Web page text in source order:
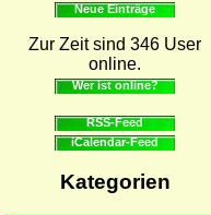
Neue Einträge
Zur Zeit sind 346 User
online.
Wer ist online?
RSS-Feed
iCalendar-Feed
Kategorien